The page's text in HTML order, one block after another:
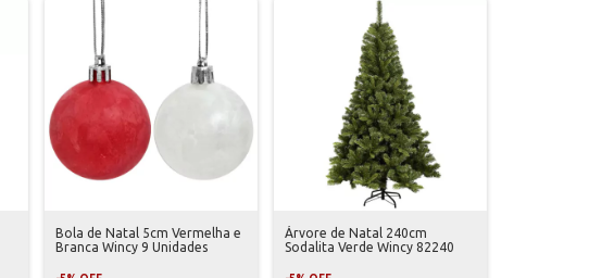
Bola de Natal 5cm Vermelha e
Branca Wincy 9 Unidades
Árvore de Natal 240cm
Sodalita Verde Wincy 82240